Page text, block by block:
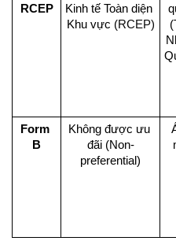
RCEP
Kinh tế Toàn diện
Khu vực (RCEP)
Form
B
Không được ưu
đãi (Non-
preferential)